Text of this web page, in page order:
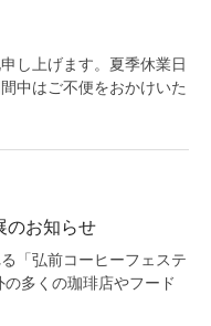
し上げます。夏季休業日
中はご不便をおかけいた
のお知らせ
「弘前コーヒーフェステ
多くの珈琲店やフード